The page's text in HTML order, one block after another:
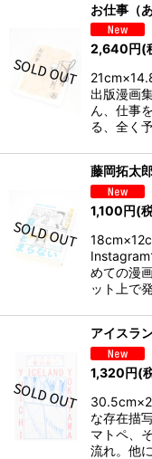
お仕事（
2,640円(
出版漫画
ん、仕事
る、全く
藤岡拓太
1,100円(
Instagram
めての漫
ット上で
アイスラ
1,320円(
な存在描
マトペ、
流れ。他